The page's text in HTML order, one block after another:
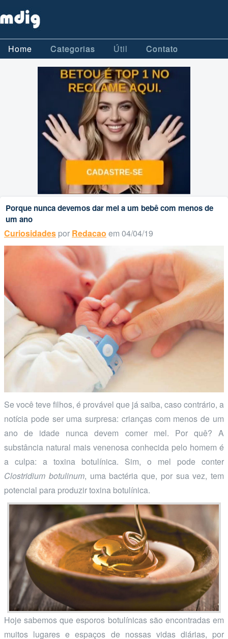
Home Categorias Útil Contato
Porque nunca devemos dar mel a um bebê com menos de
um ano
Curiosidades por Redacao em 04/04/19
Se você teve filhos, é provável que já saiba, caso contrário, a
notícia pode ser uma surpresa: crianças com menos de um
ano de idade nunca devem comer mel. Por quê? A
substância natural mais venenosa conhecida pelo homem é
a culpa: a toxina botulínica. Sim, o mel pode conter
Clostridium botulinum, uma bactéria que, por sua vez, tem
potencial para produzir toxina botulínica.
Hoje sabemos que esporos botulínicas são encontradas em
muitos lugares e espaços de nossas vidas diárias, por